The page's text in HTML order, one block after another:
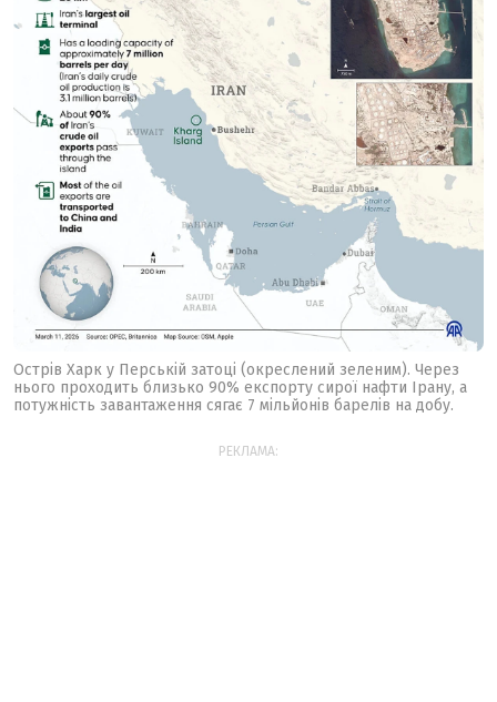
Острів Харк у Перській затоці (окреслений зеленим). Через
нього проходить близько 90% експорту сирої нафти Ірану, а
потужність завантаження сягає 7 мільйонів барелів на добу.
РЕКЛАМА: